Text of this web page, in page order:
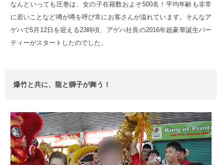
なんといっても圧巻は、女の子在籍数およそ500名！平均年齢も非常
に若いことなど噂が噂を呼び常にお客さんが溢れています。そんなア
ゲハで5月12日を迎える23時頃、アゲハ社長の2016年超豪華誕生パー
ティーがスタートしたのでした。
爆竹と共に、龍と獅子が舞う！